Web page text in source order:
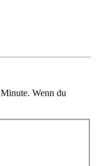
Wenn du